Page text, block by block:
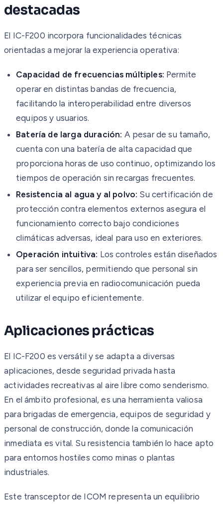
destacadas
El IC-F200 incorpora funcionalidades técnicas
orientadas a mejorar la experiencia operativa:
Capacidad de frecuencias múltiples: Permite
operar en distintas bandas de frecuencia,
facilitando la interoperabilidad entre diversos
equipos y usuarios.
Batería de larga duración: A pesar de su tamaño,
cuenta con una batería de alta capacidad que
proporciona horas de uso continuo, optimizando los
tiempos de operación sin recargas frecuentes.
Resistencia al agua y al polvo: Su certificación de
protección contra elementos externos asegura el
funcionamiento correcto bajo condiciones
climáticas adversas, ideal para uso en exteriores.
Operación intuitiva: Los controles están diseñados
para ser sencillos, permitiendo que personal sin
experiencia previa en radiocomunicación pueda
utilizar el equipo eficientemente.
Aplicaciones prácticas
El IC-F200 es versátil y se adapta a diversas
aplicaciones, desde seguridad privada hasta
actividades recreativas al aire libre como senderismo.
En el ámbito profesional, es una herramienta valiosa
para brigadas de emergencia, equipos de seguridad y
personal de construcción, donde la comunicación
inmediata es vital. Su resistencia también lo hace apto
para entornos hostiles como minas o plantas
industriales.
Este transceptor de ICOM representa un equilibrio